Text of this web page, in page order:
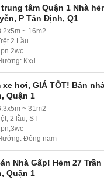
trung tâm Quận 1 Nhà
P Tân Định, Q1
~ 16m2
2 Lầu
2wc
Kxđ
xe hơi, GIÁ TỐT! Bán
Quận 1
~ 31m2
2 lầu, ST
Đông nam
Nhà Gấp! Hẻm 27
Quận 1